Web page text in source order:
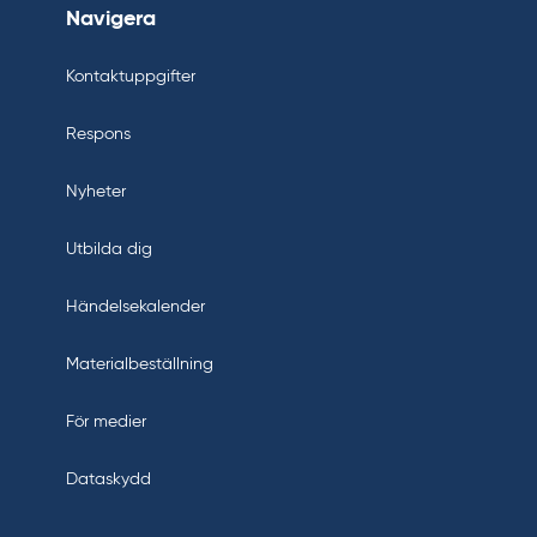
Navigera
Kontaktuppgifter
Respons
Nyheter
Utbilda dig
Händelsekalender
Materialbeställning
För medier
Dataskydd